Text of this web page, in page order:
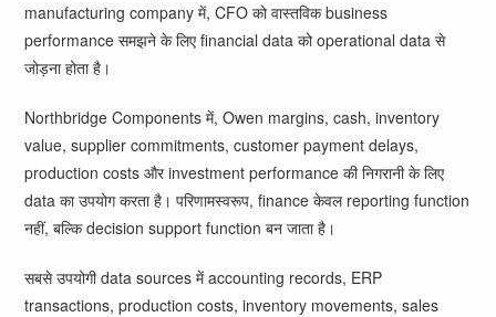
manufacturing company में, CFO को वास्तविक business
performance समझने के लिए financial data को operational data से
जोड़ना होता है।
Northbridge Components में, Owen margins, cash, inventory
value, supplier commitments, customer payment delays,
production costs और investment performance की निगरानी के लिए
data का उपयोग करता है। परिणामस्वरूप, finance केवल reporting function
नहीं, बल्कि decision support function बन जाता है।
सबसे उपयोगी data sources में accounting records, ERP
transactions, production costs, inventory movements, sales